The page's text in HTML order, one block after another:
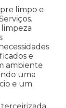
limpo e
e
ambiente
uma
e um